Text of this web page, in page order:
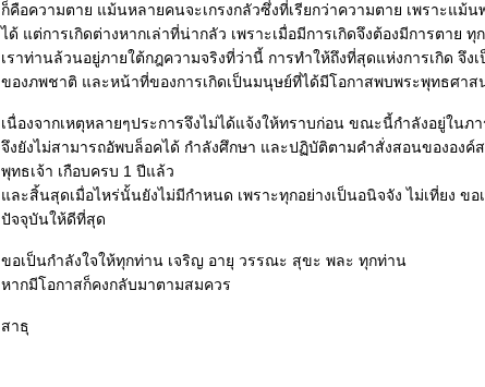
ก็คือความตาย แม้นหลายคนจะเกรงกลัวซึ่งที่เรียกว่าความตาย เพราะแม้
ได้ แต่การเกิดต่างหากเล่าที่น่ากลัว เพราะเมื่อมีการเกิดจึงต้องมีการตาย
เราท่านล้วนอยู่ภายใต้กฎความจริงที่ว่านี้ การทำให้ถึงที่สุดแห่งการเกิด จึ
ของภพชาติ และหน้าที่ของการเกิดเป็นมนุษย์ที่ได้มีโอกาสพบพระพุทธศาส
เนื่องจากเหตุหลายๆประการจึงไม่ได้แจ้งให้ทราบก่อน ขณะนี้กำลังอยู่ในภ
จึงยังไม่สามารถอัพบล็อคได้ กำลังศึกษา และปฏิบัติตามคำสั่งสอนขององค์
พุทธเจ้า เกือบครบ 1 ปีแล้ว
ละสิ้นสุดเมื่อไหร่นั้นยังไม่มีกำหนด เพราะทุกอย่างเป็นอนิจจัง ไม่เที่ยง ขอเ
ปัจจุบันให้ดีที่สุด
ขอเป็นกำลังใจให้ทุกท่าน เจริญ อายุ วรรณะ สุขะ พละ ทุกท่าน
หากมีโอกาสก็คงกลับมาตามสมควร
สาธุ